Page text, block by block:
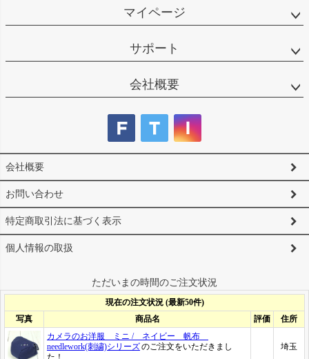
マイページ
サポート
会社概要
会社概要
お問い合わせ
特定商取引法に基づく表示
個人情報の取扱
ただいまの時間のご注文状況